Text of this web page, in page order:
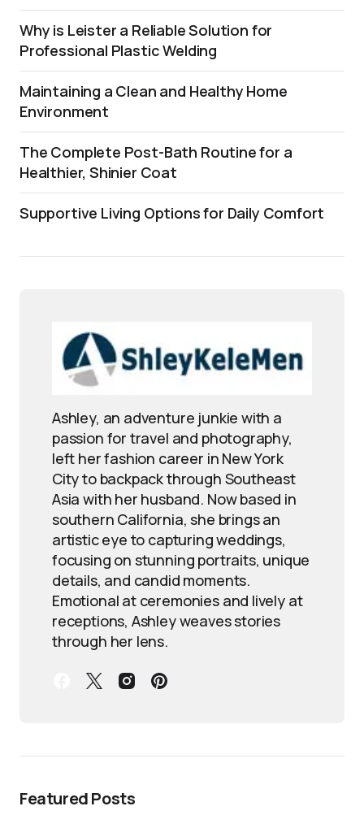
Why is Leister a Reliable Solution for
Professional Plastic Welding
Maintaining a Clean and Healthy Home
Environment
The Complete Post-Bath Routine for a
Healthier, Shinier Coat
Supportive Living Options for Daily Comfort
Ashley, an adventure junkie with a
passion for travel and photography,
left her fashion career in New York
City to backpack through Southeast
Asia with her husband. Now based in
southern California, she brings an
artistic eye to capturing weddings,
focusing on stunning portraits, unique
details, and candid moments.
Emotional at ceremonies and lively at
receptions, Ashley weaves stories
through her lens.
Featured Posts